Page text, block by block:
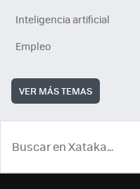
Inteligencia artificial
Empleo
VER MÁS TEMAS